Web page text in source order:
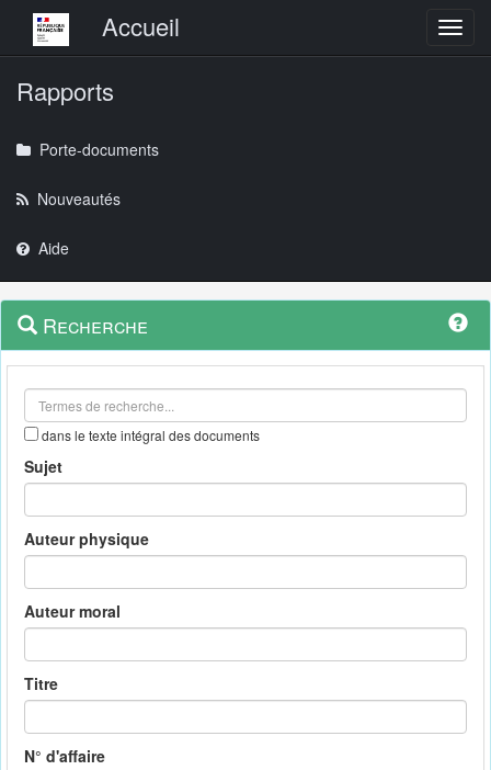
Menu principalAccueil
Rapports
Porte-documents
Nouveautés
Aide
Navigation
outils
Menu
contextuel
Recherche
dans le texte intégral des documents
Sujet
Auteur physique
Auteur moral
Titre
N° d'affaire